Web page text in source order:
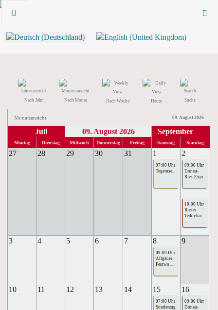
Nach Jahr Nach Monat Nach Woche Heute Suche
Monatsansicht 09. August 2026
Juli 09. August 2026 September
Montag Dienstag Mittwoch Donnerstag Freitag Samstag Sonntag
27 28 29 30 31 1 2
07:00 Uhr
Tegernse..
09:00 Uhr
Donau-
Ries-Expr
...
10:00 Uhr
Rieser
Teddybär
...
3 4 5 6 7 8 9
09:00 Uhr
Allgäuer
Festwo ...
10 11 12 13 14 15 16
07:00 Uhr
Sonderzug
09:00 Uhr
Donau-